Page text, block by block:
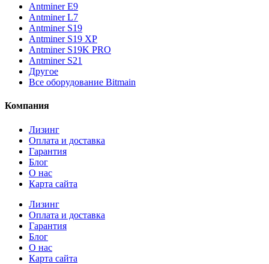
Antminer E9
Antminer L7
Antminer S19
Antminer S19 XP
Antminer S19K PRO
Antminer S21
Другое
Все оборудование Bitmain
Компания
Лизинг
Оплата и доставка
Гарантия
Блог
О нас
Карта сайта
Лизинг
Оплата и доставка
Гарантия
Блог
О нас
Карта сайта